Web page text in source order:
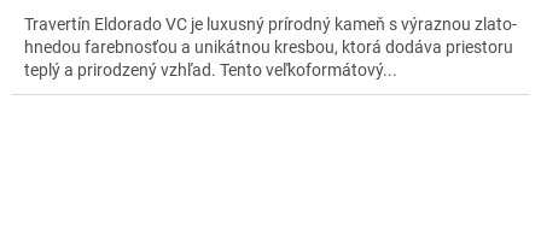
Travertín Eldorado VC je luxusný prírodný kameň s výraznou zlato-
hnedou farebnosťou a unikátnou kresbou, ktorá dodáva priestoru
teplý a prirodzený vzhľad. Tento veľkoformátový...